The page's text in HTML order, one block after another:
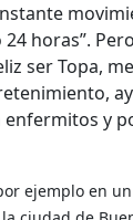
horas”.
ser Topa,
enfermitos y
ejemplo en un